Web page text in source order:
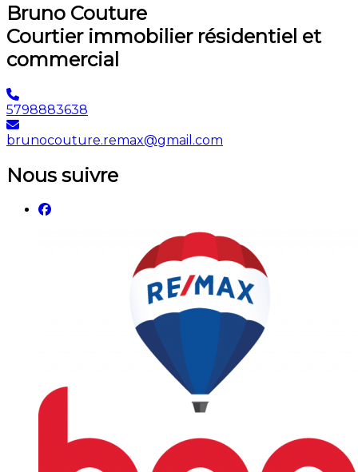
Bruno Couture
Courtier immobilier résidentiel et
commercial
5798883638
brunocouture.remax@gmail.com
Nous suivre